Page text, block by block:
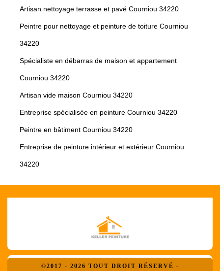
Artisan nettoyage terrasse et pavé Courniou 34220
Peintre pour nettoyage et peinture de toiture Courniou
34220
Spécialiste en débarras de maison et appartement
Courniou 34220
Artisan vide maison Courniou 34220
Entreprise spécialisée en peinture Courniou 34220
Peintre en bâtiment Courniou 34220
Entreprise de peinture intérieur et extérieur Courniou
34220
©2017 - 2026 TOUT DROIT RÉSERVÉ -